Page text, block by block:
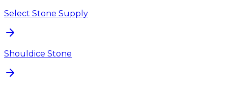
Select Stone Supply
Shouldice Stone